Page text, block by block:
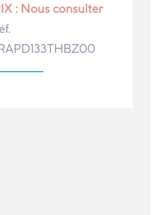
: Nous consulter